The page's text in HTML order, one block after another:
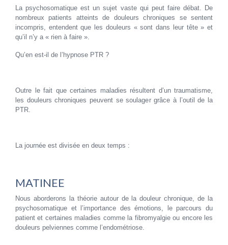
La psychosomatique est un sujet vaste qui peut faire débat. De
nombreux patients atteints de douleurs chroniques se sentent
incompris, entendent que les douleurs « sont dans leur tête » et
qu’il n’y a « rien à faire ».
Qu’en est-il de l’hypnose PTR ?
Outre le fait que certaines maladies résultent d’un traumatisme,
les douleurs chroniques peuvent se soulager grâce à l’outil de la
PTR.
La journée est divisée en deux temps :
MATINEE
Nous aborderons la théorie autour de la douleur chronique, de la
psychosomatique et l’importance des émotions, le parcours du
patient et certaines maladies comme la fibromyalgie ou encore les
douleurs pelviennes comme l’endométriose.